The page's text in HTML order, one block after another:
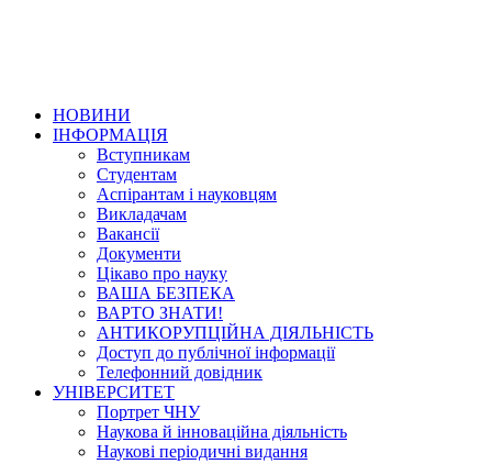
НОВИНИ
ІНФОРМАЦІЯ
Вступникам
Студентам
Аспірантам і науковцям
Викладачам
Вакансії
Документи
Цікаво про науку
ВАША БЕЗПЕКА
ВАРТО ЗНАТИ!
АНТИКОРУПЦІЙНА ДІЯЛЬНІСТЬ
Доступ до публічної інформації
Телефонний довідник
УНІВЕРСИТЕТ
Портрет ЧНУ
Наукова й інноваційна діяльність
Наукові періодичні видання